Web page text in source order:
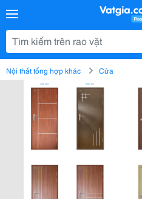
Nội thất tổng hợp khác Cửa